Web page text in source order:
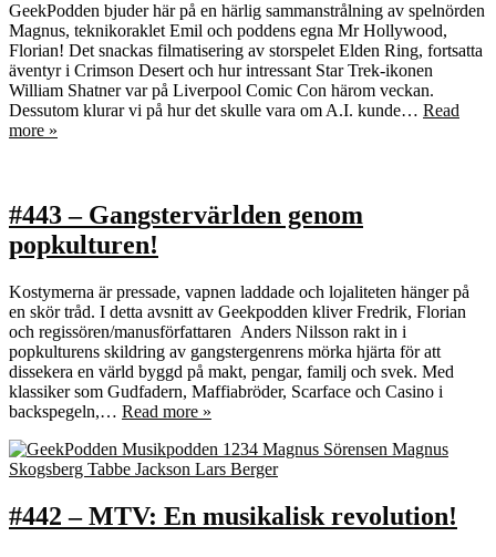
GeekPodden bjuder här på en härlig sammanstrålning av spelnörden
Magnus, teknikoraklet Emil och poddens egna Mr Hollywood,
Florian! Det snackas filmatisering av storspelet Elden Ring, fortsatta
äventyr i Crimson Desert och hur intressant Star Trek-ikonen
William Shatner var på Liverpool Comic Con härom veckan.
Dessutom klurar vi på hur det skulle vara om A.I. kunde… Read
more »
#443 – Gangstervärlden genom
popkulturen!
Kostymerna är pressade, vapnen laddade och lojaliteten hänger på
en skör tråd. I detta avsnitt av Geekpodden kliver Fredrik, Florian
och regissören/manusförfattaren Anders Nilsson rakt in i
popkulturens skildring av gangstergenrens mörka hjärta för att
dissekera en värld byggd på makt, pengar, familj och svek. Med
klassiker som Gudfadern, Maffiabröder, Scarface och Casino i
backspegeln,… Read more »
#442 – MTV: En musikalisk revolution!